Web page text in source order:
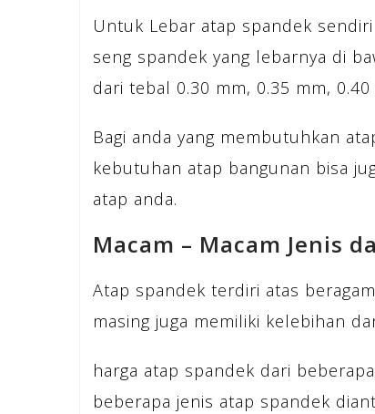
Untuk Lebar atap spandek
seng spandek yang lebarnya di
dari tebal 0.30 mm, 0.35 mm,
Bagi anda yang membutuhkan
kebutuhan atap bangunan bisa
atap anda.
Macam – Macam Jenis
Atap spandek terdiri atas
masing juga memiliki kelebihan
harga atap spandek dari
beberapa jenis atap spandek